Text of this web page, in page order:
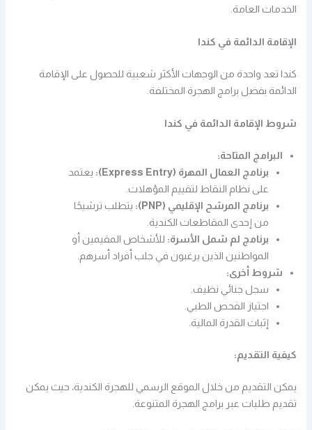
الخدمات العامة.
الإقامة الدائمة في كندا
كندا تعد واحدة من الوجهات الأكثر شعبية للحصول على الإقامة
الدائمة بفضل برامج الهجرة المختلفة.
شروط الإقامة الدائمة في كندا
البرامج المتاحة:
برنامج العمال المهرة (Express Entry):
يعتمد
على نظام النقاط لتقييم المؤهلات.
برنامج المرشح الإقليمي (PNP):
يتطلب ترشيحًا
من إحدى المقاطعات الكندية.
برنامج لم شمل الأسرة: للأشخاص المقيمين أو
المواطنين الذين يرغبون في جلب أفراد أسرهم.
شروط أخرى:
سجل جنائي نظيف.
اجتياز الفحص الطبي.
إثبات القدرة المالية.
كيفية التقديم:
يمكن التقديم من خلال الموقع الرسمي للهجرة الكندية، حيث يمكن
تقديم طلبات عبر برامج الهجرة المتنوعة.